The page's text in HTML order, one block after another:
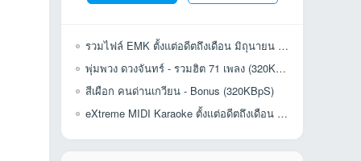
รวมไฟล์ EMK ตั้งแต่อดีตถึงเดือน มิถุนายน 2563 (คัดเพลงซ้ำ 100%)
พุ่มพวง ดวงจันทร์ - รวมฮิต 71 เพลง (320KBpS)
สีเผือก คนด่านเกวียน - Bonus (320KBpS)
eXtreme MIDI Karaoke ตั้งแต่อดีตถึงเดือน มิถุนายน 2563 (69,628 เพลง)